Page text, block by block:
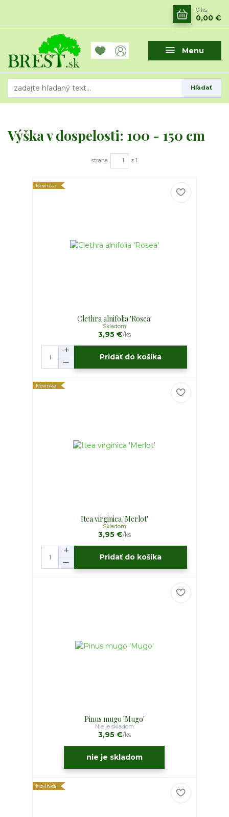
Menu
Hľadať
0 ks
0,00 €
Výška v dospelosti: 100 - 150 cm
strana z 1
Novinka
Clethra alnifolia 'Rosea'
3,95 €/ks
Skladom
Pridať do košíka
Novinka
Itea virginica 'Merlot'
3,95 €/ks
Skladom
Pridať do košíka
Pinus mugo 'Mugo'
3,95 €/ks
Nie je skladom
nie je skladom
Novinka